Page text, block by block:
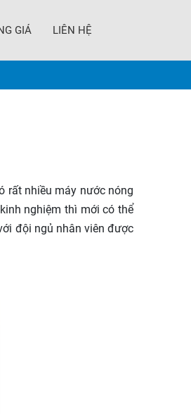
GIÁ LIÊN HỆ
rất nhiều máy nước nóng
nghiệm thì mới có thể
đội ngủ nhân viên được